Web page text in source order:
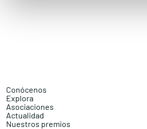
Conócenos
Explora
Asociaciones
Actualidad
Nuestros premios